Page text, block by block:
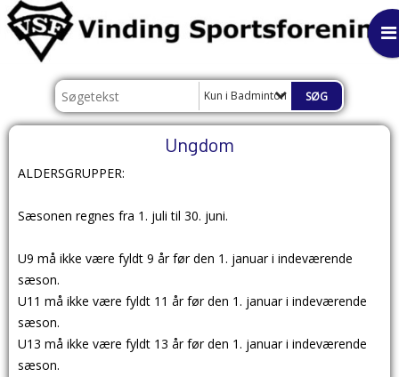
Kun i Badminton
Ungdom
ALDERSGRUPPER:
Sæsonen regnes fra 1. juli til 30. juni.
U9 må ikke være fyldt 9 år før den 1. januar i indeværende
sæson.
U11 må ikke være fyldt 11 år før den 1. januar i indeværende
sæson.
U13 må ikke være fyldt 13 år før den 1. januar i indeværende
sæson.